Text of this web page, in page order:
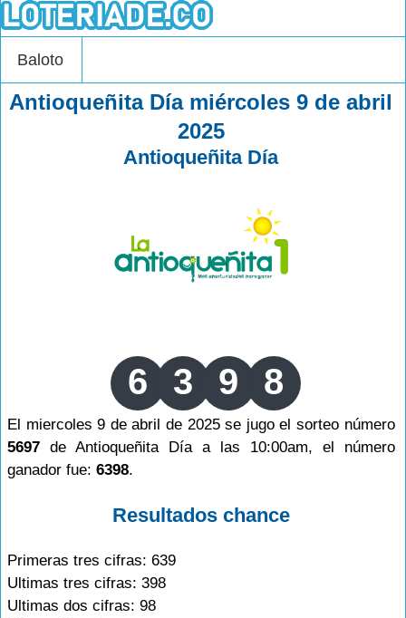
Baloto
Antioqueñita Día miércoles 9 de abril
2025
Antioqueñita Día
6 3 9 8
El miercoles 9 de abril de 2025 se jugo el sorteo número
5697 de Antioqueñita Día a las 10:00am, el número
ganador fue: 6398.
Resultados chance
Primeras tres cifras: 639
Ultimas tres cifras: 398
Ultimas dos cifras: 98